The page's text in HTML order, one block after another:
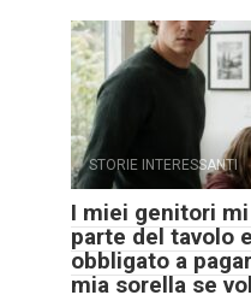
STORIE INTERESSANTI
I miei genitori
parte del tavolo
obbligato a
mia sorella se